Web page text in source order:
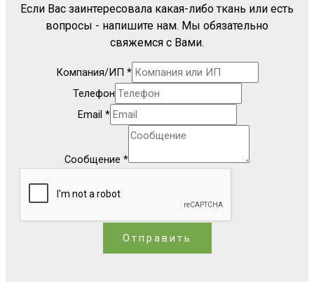
Если Вас заинтересовала какая-либо ткань или есть
вопросы - напишите нам. Мы обязательно
свяжемся с Вами.
Компания/ИП *
Телефон
Email *
Сообщение *
Отправить